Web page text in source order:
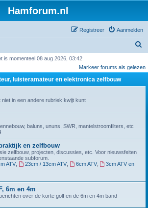
Hamforum.nl
Aanmelden
Registreer
e
is momenteel 08 aug 2026, 03:42
Markeer forums als gelezen
luisteramateur en elektronica zelfbouw
niet in een andere rubriek kwijt kunt
baluns, ununs, SWR, mantelstroomfilters, etc
en zelfbouw
zelfbouw, projecten, discussies, etc. Voor nieuwsfeiten
subforum.
ATV, 23cm / 13cm ATV, 6cm ATV,
3cm ATV en
6m en 4m
over de korte golf en de 6m en 4m band